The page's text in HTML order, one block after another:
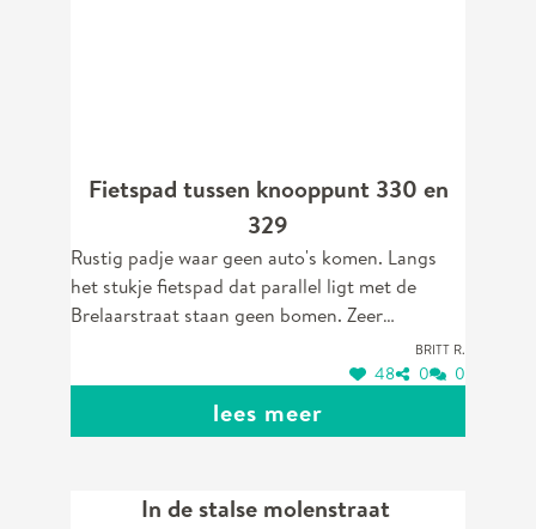
Fietspad tussen knooppunt 330 en
329
Rustig padje waar geen auto's komen. Langs
het stukje fietspad dat parallel ligt met de
Brelaarstraat staan geen bomen. Zeer
aangenaam om van het zonnetje te genieten in
de lente/zomer tijdens het wandelen.
Britt R.
48 0 0
lees meer
In de stalse molenstraat